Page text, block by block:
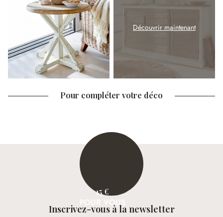
Découvrir maintenant
Pour compléter votre déco
15 €
POUR VOUS
Inscrivez-vous à la newsletter